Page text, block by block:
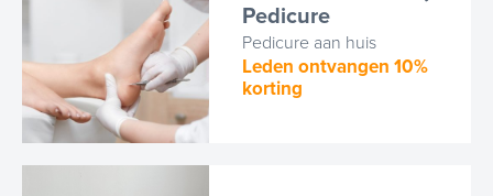
Pedicure
Pedicure aan huis
Leden ontvangen 10%
korting